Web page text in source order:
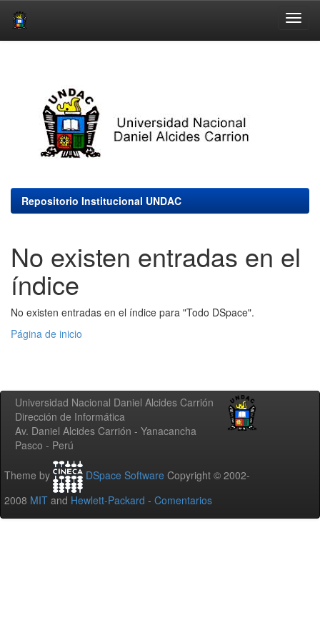
Repositorio Institucional UNDAC
No existen entradas en el
índice
No existen entradas en el índice para "Todo DSpace".
Página de inicio
Universidad Nacional Daniel Alcides Carrión
Dirección de Informática
Av. Daniel Alcides Carrión - Yanacancha
Pasco - Perú
Theme by DSpace Software Copyright © 2002-
2008 MIT and Hewlett-Packard - Comentarios